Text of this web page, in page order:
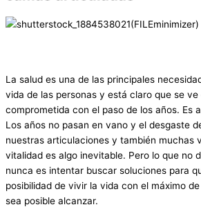
La salud es una de las principales
vida de las personas y está claro que se
comprometida con el paso de los años. Es
Los años no pasan en vano y el desgaste
nuestras articulaciones y también muchas
vitalidad es algo inevitable. Pero lo que no
nunca es intentar buscar soluciones para
posibilidad de vivir la vida con el máximo
sea posible alcanzar.